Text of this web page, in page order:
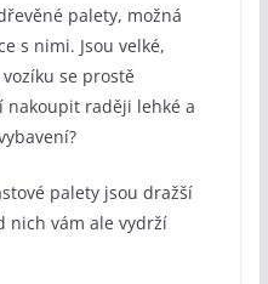
palety, možná
s nimi. Jsou velké,
se prostě
nakoupit raději lehké a
palety jsou dražší
nich vám ale vydrží